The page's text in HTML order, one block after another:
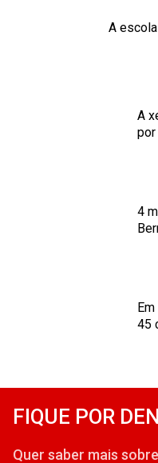
A
A
por
4
45
FIQUE POR
Quer saber mais